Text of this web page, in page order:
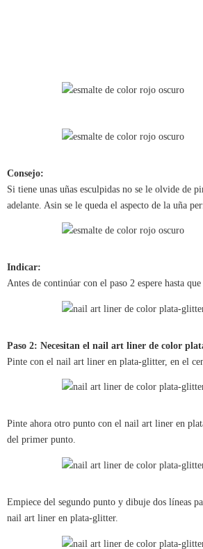
Consejo:
Si tiene unas uñas esculpidas no se le olvide de
adelante. Asin se le queda el aspecto de la uña
Indicar:
Antes de continúar con el paso 2 espere hasta que
Paso 2: Necesitan el nail art liner de color
Pinte con el nail art liner en plata-glitter, en el
Pinte ahora otro punto con el nail art liner en
del primer punto.
Empiece del segundo punto y dibuje dos líneas
nail art liner en plata-glitter.